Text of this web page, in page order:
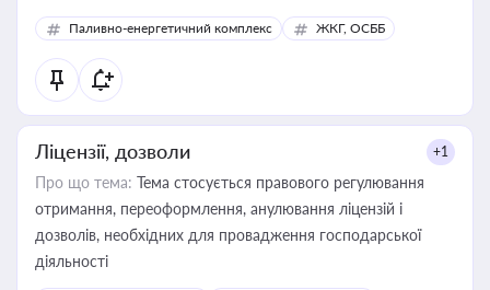
Паливно-енергетичний комплекс ЖКГ, ОСББ
Ліцензії, дозволи +1
Про що тема: Тема стосується правового регулювання
отримання, переоформлення, анулювання ліцензій і
дозволів, необхідних для провадження господарської
діяльності